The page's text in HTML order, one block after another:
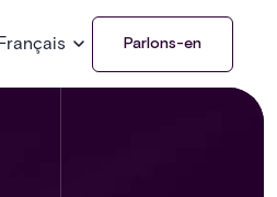
Parlons-en